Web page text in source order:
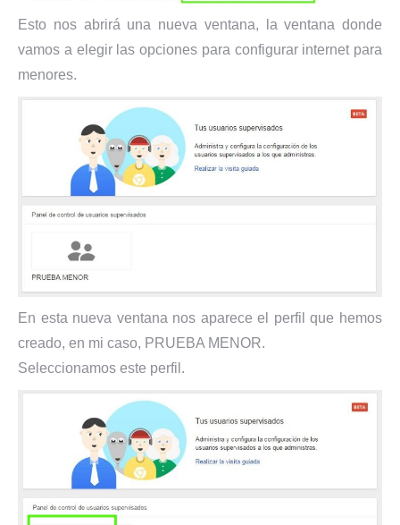
Esto nos abrirá una nueva ventana, la ventana donde
vamos a elegir las opciones para configurar internet para
menores.
En esta nueva ventana nos aparece el perfil que hemos
creado, en mi caso, PRUEBA MENOR.
Seleccionamos este perfil.